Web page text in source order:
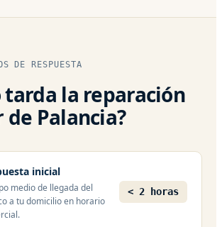
DE RESPUESTA
tarda la reparación
de Palancia?
inicial
medio de llegada del
a tu domicilio en horario
< 2 horas